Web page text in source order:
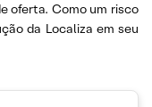
oferta. Como um risco
da Localiza em seu